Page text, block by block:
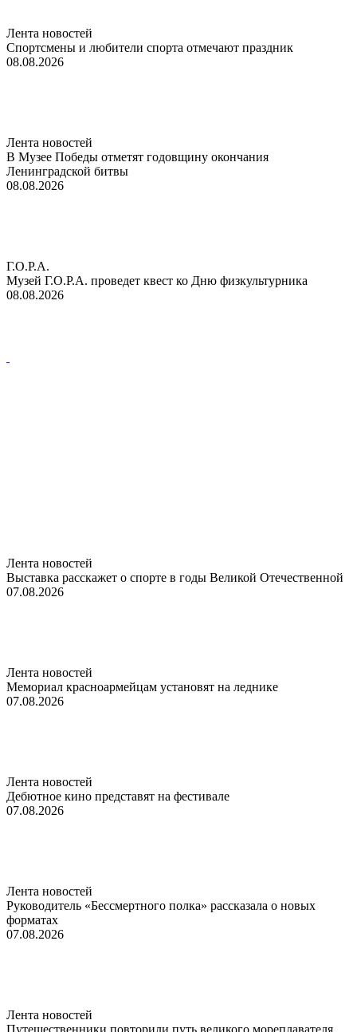
Лента новостей
Спортсмены и любители спорта отмечают праздник
08.08.2026
Лента новостей
В Музее Победы отметят годовщину окончания
Ленинградской битвы
08.08.2026
Г.О.Р.А.
Музей Г.О.Р.А. проведет квест ко Дню физкультурника
08.08.2026
Лента новостей
Выставка расскажет о спорте в годы Великой Отечественной
07.08.2026
Лента новостей
Мемориал красноармейцам установят на леднике
07.08.2026
Лента новостей
Дебютное кино представят на фестивале
07.08.2026
Лента новостей
Руководитель «Бессмертного полка» рассказала о новых
форматах
07.08.2026
Лента новостей
Путешественники повторили путь великого мореплавателя